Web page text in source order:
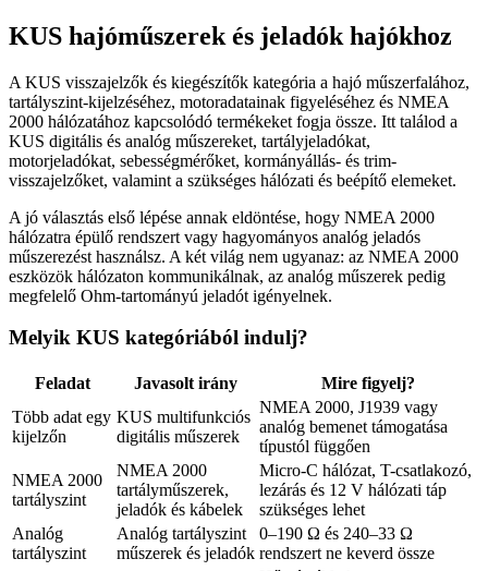
KUS hajóműszerek és jeladók hajókhoz
A KUS visszajelzők és kiegészítők kategória a hajó műszerfalához,
tartályszint-kijelzéséhez, motoradatainak figyeléséhez és NMEA
2000 hálózatához kapcsolódó termékeket fogja össze. Itt találod a
KUS digitális és analóg műszereket, tartályjeladókat,
motorjeladókat, sebességmérőket, kormányállás- és trim-
visszajelzőket, valamint a szükséges hálózati és beépítő elemeket.
A jó választás első lépése annak eldöntése, hogy NMEA 2000
hálózatra épülő rendszert vagy hagyományos analóg jeladós
műszerezést használsz. A két világ nem ugyanaz: az NMEA 2000
eszközök hálózaton kommunikálnak, az analóg műszerek pedig
megfelelő Ohm-tartományú jeladót igényelnek.
Melyik KUS kategóriából indulj?
Feladat Javasolt irány
Mire figyelj?
Több adat egy
kijelzőn
KUS multifunkciós
digitális műszerek
NMEA 2000, J1939 vagy
analóg bemenet támogatása
típustól függően
NMEA 2000
tartályszint
NMEA 2000
tartályműszerek,
jeladók és kábelek
Micro-C hálózat, T-csatlakozó,
lezárás és 12 V hálózati táp
szükséges lehet
Analóg
tartályszint
Analóg tartályszint
műszerek és jeladók
0–190 Ω és 240–33 Ω
rendszert ne keverd össze